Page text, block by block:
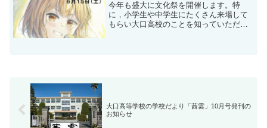
今年も盛大に文化祭を開催します。特
に，小学生や中学生にたくさん来場して
もらい大口高校のことを知っていただく
大口高等学校の学校だより「茜雲」10月号発刊の
お知らせ